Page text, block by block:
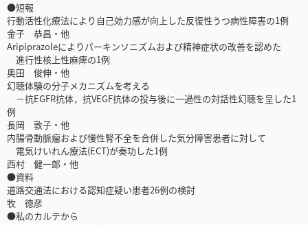
●短報
行動活性化療法により自己効力感が向上した反復性うつ病性障害の1例
金子 恭昌・他
Aripiprazoleによりパーキンソニズムおよび精神症状の改善を認めた
進行性核上性麻痺の1例
奥田 俊伸・他
幻聴体験の分子メカニズムを考える
－抗EGFR抗体，抗VEGF抗体の投与後に一過性の対話性幻聴を呈した1
例
長岡 敦子・他
内腸骨動脈瘤および慢性腎不全を合併した気分障害患者に対して
電気けいれん療法(ECT)が奏功した1例
西村 健一郎・他
●資料
道路交通法における認知症疑い患者26例の検討
牧 徳彦
●私のカルテから